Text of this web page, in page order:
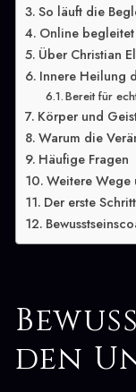
So läuft die
Online begleitet
Über Christian
Innere Heilung
Bereit für
Körper und
Warum die
Häufige Fragen
Weitere Wege
Der erste Schritt
den